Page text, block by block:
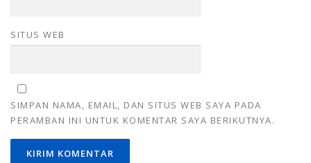
SITUS WEB
SIMPAN NAMA, EMAIL, DAN SITUS WEB SAYA PADA
PERAMBAN INI UNTUK KOMENTAR SAYA BERIKUTNYA.